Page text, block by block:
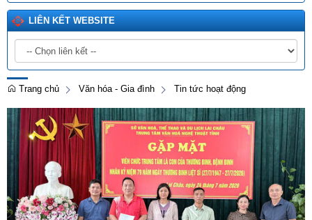
LIÊN KẾT WEBSITE
Trang chủ Văn hóa - Gia đình Tin tức hoạt động